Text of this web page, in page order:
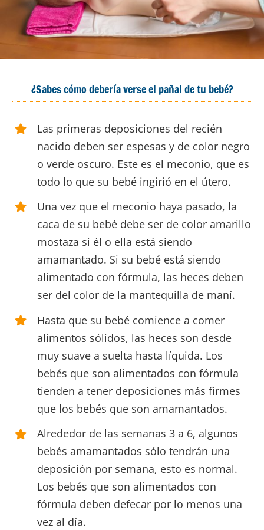
¿Sabes cómo debería verse el pañal de tu bebé?
Las primeras deposiciones del recién
nacido deben ser espesas y de color negro
o verde oscuro. Este es el meconio, que es
todo lo que su bebé ingirió en el útero.
Una vez que el meconio haya pasado, la
caca de su bebé debe ser de color amarillo
mostaza si él o ella está siendo
amamantado. Si su bebé está siendo
alimentado con fórmula, las heces deben
ser del color de la mantequilla de maní.
Hasta que su bebé comience a comer
alimentos sólidos, las heces son desde
muy suave a suelta hasta líquida. Los
bebés que son alimentados con fórmula
tienden a tener deposiciones más firmes
que los bebés que son amamantados.
Alrededor de las semanas 3 a 6, algunos
bebés amamantados sólo tendrán una
deposición por semana, esto es normal.
Los bebés que son alimentados con
fórmula deben defecar por lo menos una
vez al día.